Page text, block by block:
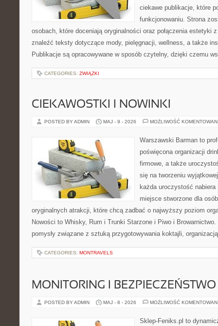
ciekawe publikacje, które
funkcjonowaniu. Strona
osobach, które doceniają oryginalności oraz połączenia estetyki
znaleźć teksty dotyczące mody, pielęgnacji, wellness, a także
Publikacje są opracowywane w sposób czytelny, dzięki czemu
CATEGORIES: ZWIĄZKI
CIEKAWOSTKI I NOWINKI
POSTED BY ADMIN MAJ - 9 - 2026 MOŻLIWOŚĆ
Warszawski Barman to
poświęcona organizacji
firmowe, a także
się na tworzeniu
każda uroczystość
miejsce stworzone dla
oryginalnych atrakcji, które chcą zadbać o najwyższy poziom
Nowości to Whisky, Rum i Trunki Starzone i Piwo i
pomysły związane z sztuką przygotowywania koktajli,
CATEGORIES: MONTRAVELS
MONITORING I
POSTED BY ADMIN MAJ - 8 - 2026 MOŻLIWOŚĆ
Sklep-Feniks.pl to